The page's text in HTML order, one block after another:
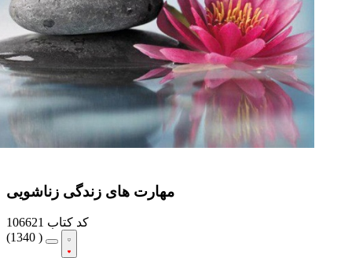
مهارت‏ های زندگی زناشویی
کد کتاب 106621
(1340 )